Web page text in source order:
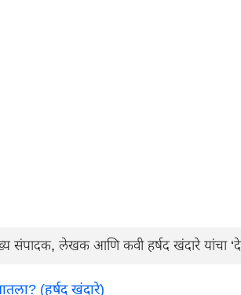
संपादक, लेखक आणि कवी हर्षद खंदारे यांचा
(हर्षद खंदारे)